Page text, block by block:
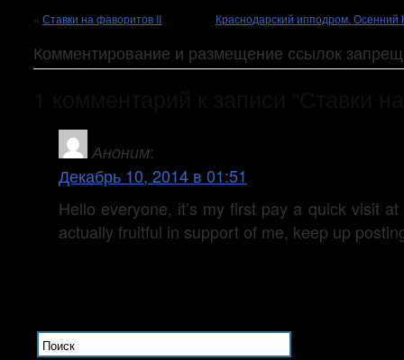
« Ставки на фаворитов II Краснодарский ипподром. Осенний
Комментирование и размещение ссылок
Аноним:
Декабрь 10, 2014 в 01:51
Hello everyone, it’s my first pay a quick visit
actually fruitful in support of me, keep up